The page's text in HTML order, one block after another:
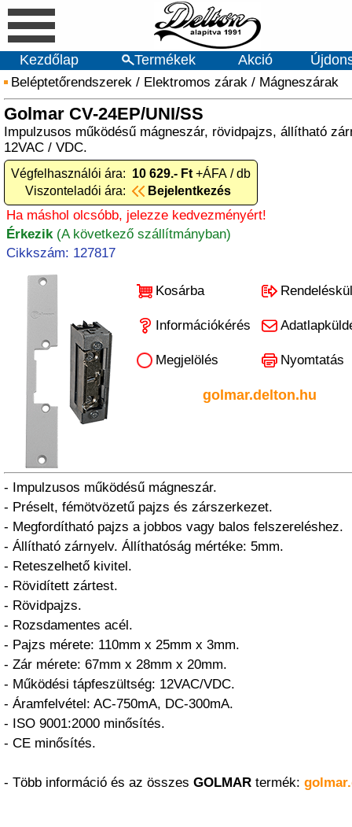
Kezdőlap Termékek Akció
Beléptetőrendszerek / Elektromos zárak / Mágneszárak
Golmar CV-24EP/UNI/SS
Impulzusos működésű mágneszár, rövidpajzs, állítható
12VAC / VDC.
Végfelhasználói ára: 10 629.- Ft +ÁFA / db
Viszonteladói ára:
Bejelentkezés
Ha máshol olcsóbb, jelezze kedvezményért!
Érkezik(A következő szállítmányban)
Cikkszám: 127817
Kosárba
Információkérés
Megjelölés Nyomtatás
golmar.delton.hu
- Impulzusos működésű mágneszár.
- Préselt, fémötvözetű pajzs és zárszerkezet.
- Megfordítható pajzs a jobbos vagy balos felszereléshez.
- Állítható zárnyelv. Állíthatóság mértéke: 5mm.
- Reteszelhető kivitel.
- Rövidített zártest.
- Rövidpajzs.
- Rozsdamentes acél.
- Pajzs mérete: 110mm x 25mm x 3mm.
- Zár mérete: 67mm x 28mm x 20mm.
- Működési tápfeszültség: 12VAC/VDC.
- Áramfelvétel: AC-750mA, DC-300mA.
- ISO 9001:2000 minősítés.
- CE minősítés.
- Több információ és az összes GOLMAR termék: